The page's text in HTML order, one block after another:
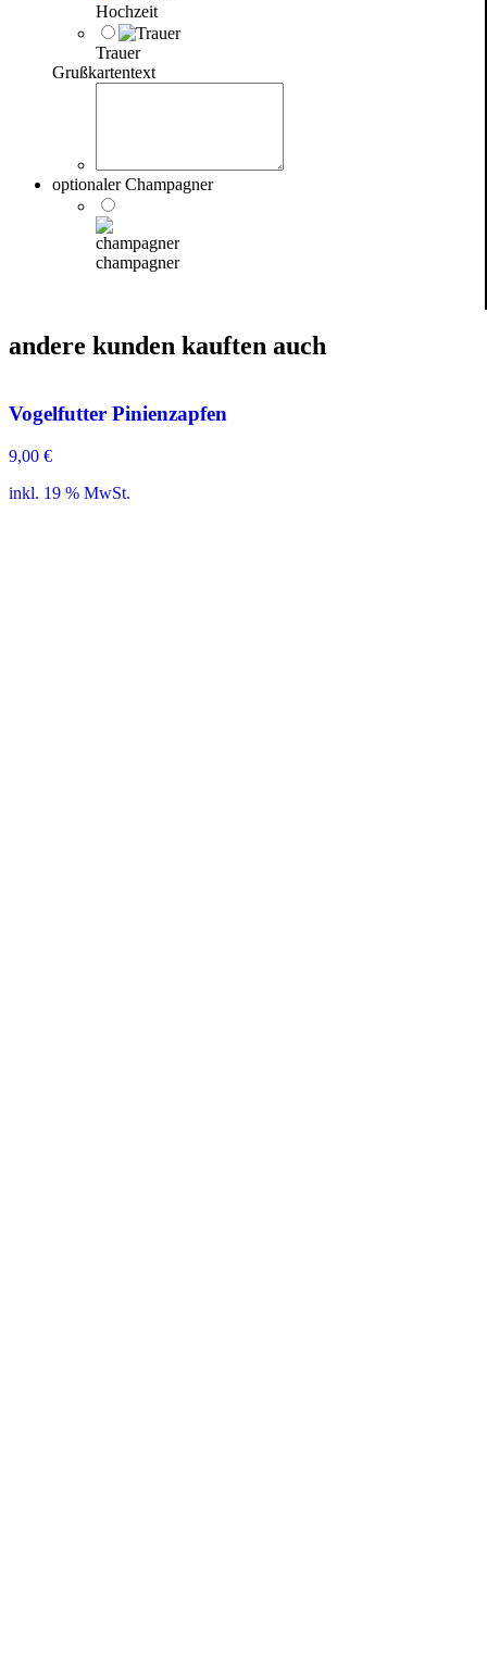
Hochzeit
Trauer
Grußkartentext
optionaler Champagner
champagner
andere kunden kauften auch
Vogelfutter Pinienzapfen
9,00 €
inkl. 19 % MwSt.